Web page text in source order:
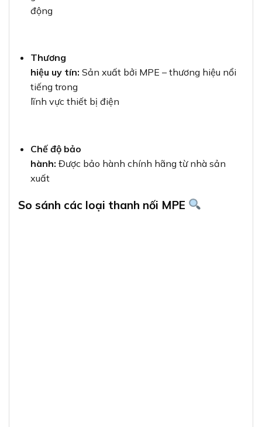
động
Thương
hiệu uy tín: Sản xuất bởi MPE – thương hiệu nổi
tiếng trong
lĩnh vực thiết bị điện
Chế độ bảo
hành: Được bảo hành chính hãng từ nhà sản
xuất
So sánh các loại thanh nối MPE